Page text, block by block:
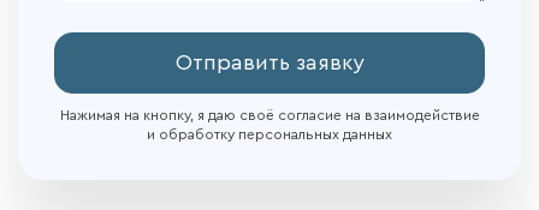
Отправить заявку
Нажимая на кнопку, я даю своё согласие на взаимодействие
и обработку персональных данных